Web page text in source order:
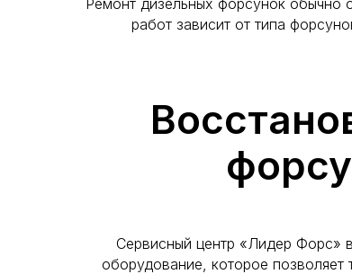
Ремонт дизельных форсунок обычно
работ зависит от типа
Сервисный центр «Лидер Форс»
оборудование, которое позволяет